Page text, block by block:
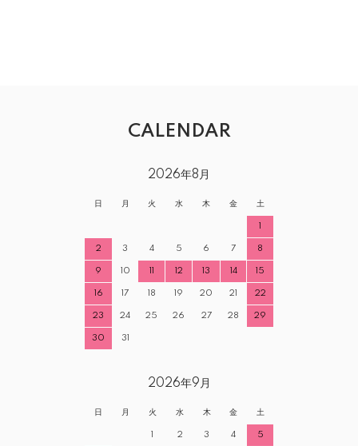
CALENDAR
2026年8月
日 月 火 水 木 金 土
2 3 4 5 6 7 8
9 10 12 13 14 15
16 17 18 19 20 21 22
23 24 25 26 27 28 29
30 31
2026年9月
日 月 火 水 木 金 土
2 3 4 5